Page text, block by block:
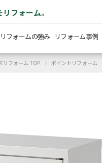
フォーム。
フォームの強み リフォーム事例
リフォーム TOP › ポイントリフォーム